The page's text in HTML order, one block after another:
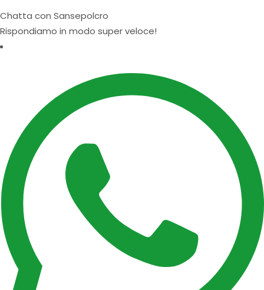
Chatta con Sansepolcro
Rispondiamo in modo super veloce!